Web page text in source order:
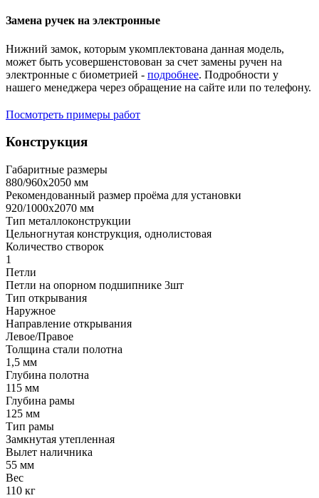
Замена ручек на электронные
Нижний замок, которым укомплектована данная модель,
может быть усовершенстовован за счет замены ручен на
электронные с биометрией - подробнее. Подробности у
нашего менеджера через обращение на сайте или по телефону.
Посмотреть примеры работ
Конструкция
Габаритные размеры
880/960х2050 мм
Рекомендованный размер проёма для установки
920/1000х2070 мм
Тип металлоконструкции
Цельногнутая конструкция, однолистовая
Количество створок
1
Петли
Петли на опорном подшипнике 3шт
Тип открывания
Наружное
Направление открывания
Левое/Правое
Толщина стали полотна
1,5 мм
Глубина полотна
115 мм
Глубина рамы
125 мм
Тип рамы
Замкнутая утепленная
Вылет наличника
55 мм
Вес
110 кг